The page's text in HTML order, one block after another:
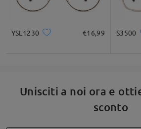
YSL1230 €16,99 S3500
Unisciti a noi ora e
sconto